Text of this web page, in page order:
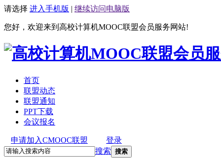
请选择 进入手机版 | 继续访问电脑版
您好，欢迎来到高校计算机MOOC联盟会员服务网站!
首页
联盟动态
联盟通知
PPT下载
会议报名
申请加入CMOOC联盟
登录
搜索 搜索